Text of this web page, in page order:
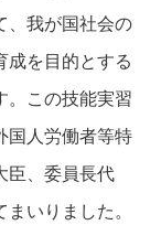
、我が国社会の
成を目的とする
。この技能実習
国人労働者等特
臣、委員長代
いりました。